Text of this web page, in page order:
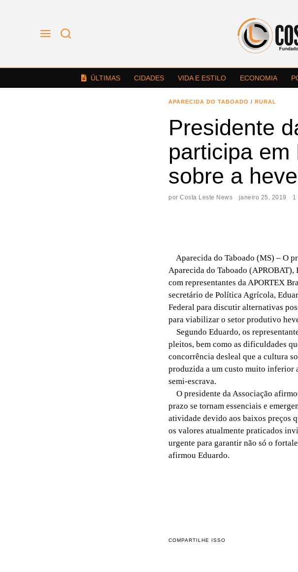
ÚLTIMAS CIDADES VIDA E ESTILO ECONOMIA
APARECIDA DO TABOADO / RURAL
Presidente
participa
sobre a
por Costa Leste News janeiro 25, 2019 1
Aparecida do Taboado (MS) – O
Aparecida do Taboado (APROBAT),
com representantes da APORTEX
secretário de Política Agrícola,
Federal para discutir alternativas
para viabilizar o setor produtivo
Segundo Eduardo, os
pleitos, bem como as dificuldades
concorrência desleal que a cultura
produzida a um custo muito inferior
semi-escrava.
O presidente da Associação
prazo se tornam essenciais e
atividade devido aos baixos preços
os valores atualmente praticados
urgente para garantir não só o
afirmou Eduardo.
COMPARTILHE ISSO